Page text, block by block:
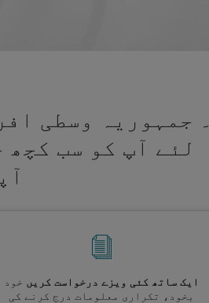
۔ جمہوریہ وسطی
لئے آپ کو سب
ایک ساتھ کئی ویزے درخواست کریں خود
بخود، تکراری معلومات درج کرنے کی